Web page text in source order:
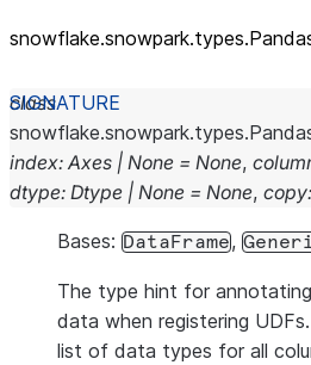
class
snowflake.snowpark.types.
index: Axes | None = None,
dtype: Dtype | None = None, copy:
Bases: DataFrame,
The type hint for
data when registering
list of data types for all